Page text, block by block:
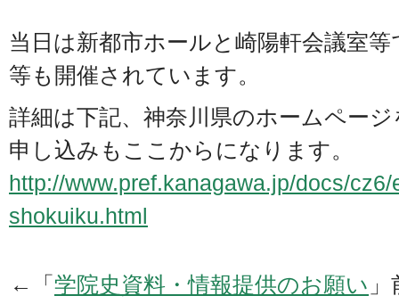
当日は新都市ホールと崎陽軒会議室
等も開催されています。
詳細は下記、神奈川県のホームペー
申し込みもここからになります。
http://www.pref.kanagawa.jp/docs/
shokuiku.html
←「 学院史資料・情報提供のお願い